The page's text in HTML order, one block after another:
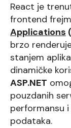
React je
frontend
Applications
brzo
stanjem
dinamičke
ASP.NET
pouzdanih
performansu
podataka.